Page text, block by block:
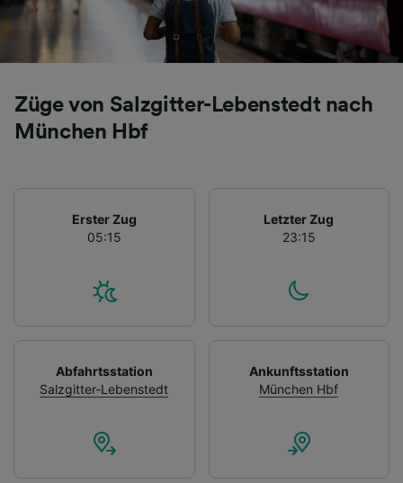
Züge von Salzgitter-Lebenstedt nach
München Hbf
Erster Zug
05:15
Letzter Zug
23:15
Abfahrtsstation
Salzgitter-Lebenstedt
Ankunftsstation
München Hbf